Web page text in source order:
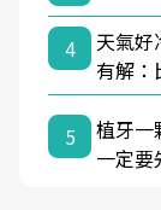
4
天氣好
有解：
5
植牙一
一定要